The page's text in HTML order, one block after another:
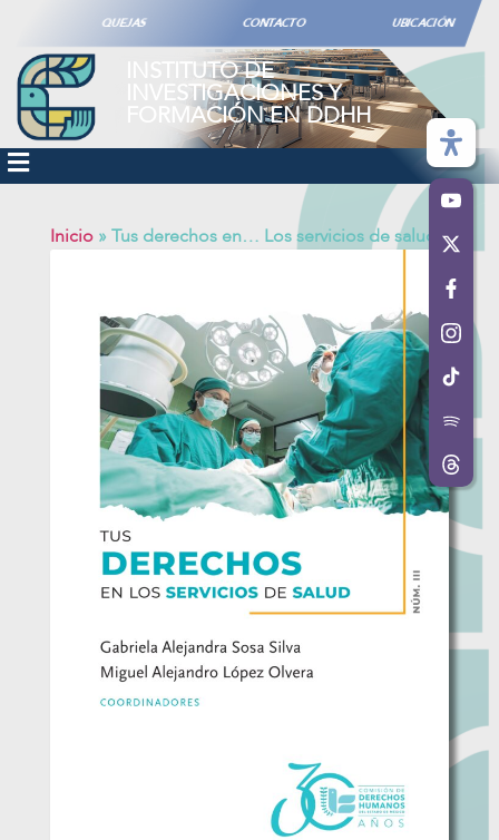
QUEJAS CONTACTO UBICACIÓN
INSTITUTO DE
INVESTIGACIONES Y
FORMACIÓN EN DDHH
Inicio» Tus derechos en… Los servicios de salud